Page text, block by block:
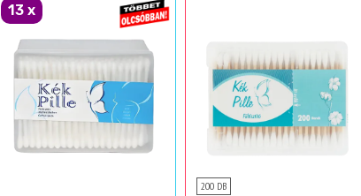
13x
200 DB